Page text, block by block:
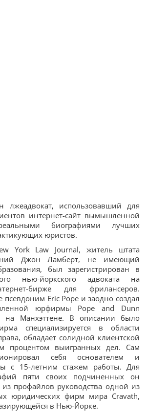
лжеадвокат, использовавший для
интернет-сайт вымышленной
биографиями лучших
юристов.
York Law Journal, житель штата
Джон Ламберт, не имеющий
был зарегистрирован в
нью-йоркского адвоката на
бирже для фрилансеров.
псевдоним Eric Pope и заодно создал
юрфирмы Pope and Dunn
Манхэттене. В описании было
специализируется в области
обладает солидной клиентской
процентом выигранных дел. Сам
себя основателем и
с 15-летним стажем работы. Для
пяти своих подчиненных он
из профайлов руководства одной из
юридических фирм мира Cravath,
в Нью-Йорке.